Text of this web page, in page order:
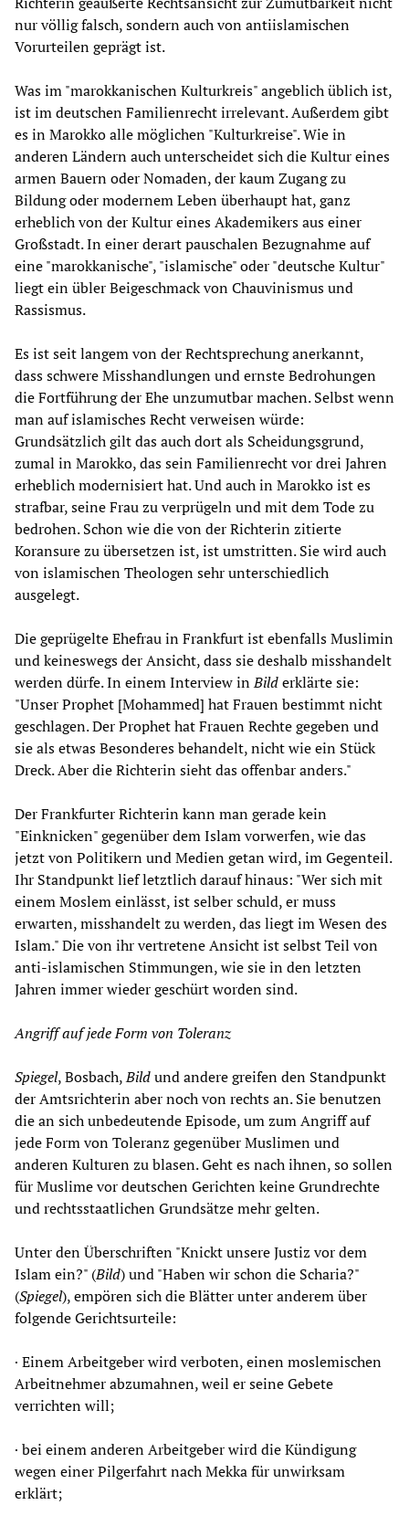
nur völlig falsch, sondern auch von antiislamischen
Vorurteilen geprägt ist.
Was im "marokkanischen Kulturkreis" angeblich üblich ist,
ist im deutschen Familienrecht irrelevant. Außerdem gibt
es in Marokko alle möglichen "Kulturkreise". Wie in
anderen Ländern auch unterscheidet sich die Kultur eines
armen Bauern oder Nomaden, der kaum Zugang zu
Bildung oder modernem Leben überhaupt hat, ganz
erheblich von der Kultur eines Akademikers aus einer
Großstadt. In einer derart pauschalen Bezugnahme auf
eine "marokkanische", "islamische" oder "deutsche Kultur"
liegt ein übler Beigeschmack von Chauvinismus und
Rassismus.
Es ist seit langem von der Rechtsprechung anerkannt,
dass schwere Misshandlungen und ernste Bedrohungen
die Fortführung der Ehe unzumutbar machen. Selbst wenn
man auf islamisches Recht verweisen würde:
Grundsätzlich gilt das auch dort als Scheidungsgrund,
zumal in Marokko, das sein Familienrecht vor drei Jahren
erheblich modernisiert hat. Und auch in Marokko ist es
strafbar, seine Frau zu verprügeln und mit dem Tode zu
bedrohen. Schon wie die von der Richterin zitierte
Koransure zu übersetzen ist, ist umstritten. Sie wird auch
von islamischen Theologen sehr unterschiedlich
ausgelegt.
Die geprügelte Ehefrau in Frankfurt ist ebenfalls Muslimin
und keineswegs der Ansicht, dass sie deshalb misshandelt
werden dürfe. In einem Interview inBilderklärte sie:
"Unser Prophet [Mohammed] hat Frauen bestimmt nicht
geschlagen. Der Prophet hat Frauen Rechte gegeben und
sie als etwas Besonderes behandelt, nicht wie ein Stück
Dreck. Aber die Richterin sieht das offenbar anders."
Der Frankfurter Richterin kann man gerade kein
"Einknicken" gegenüber dem Islam vorwerfen, wie das
jetzt von Politikern und Medien getan wird, im Gegenteil.
Ihr Standpunkt lief letztlich darauf hinaus: "Wer sich mit
einem Moslem einlässt, ist selber schuld, er muss
erwarten, misshandelt zu werden, das liegt im Wesen des
Islam." Die von ihr vertretene Ansicht ist selbst Teil von
anti-islamischen Stimmungen, wie sie in den letzten
Jahren immer wieder geschürt worden sind.
Angriff auf jede Form von Toleranz
Spiegel, Bosbach,Bildund andere greifen den Standpunkt
der Amtsrichterin aber noch von rechts an. Sie benutzen
die an sich unbedeutende Episode, um zum Angriff auf
jede Form von Toleranz gegenüber Muslimen und
anderen Kulturen zu blasen. Geht es nach ihnen, so sollen
für Muslime vor deutschen Gerichten keine Grundrechte
und rechtsstaatlichen Grundsätze mehr gelten.
Unter den Überschriften "Knickt unsere Justiz vor dem
Islam ein?" (Bild) und "Haben wir schon die Scharia?"
(Spiegel), empören sich die Blätter unter anderem über
folgende Gerichtsurteile:
· Einem Arbeitgeber wird verboten, einen moslemischen
Arbeitnehmer abzumahnen, weil er seine Gebete
verrichten will;
· bei einem anderen Arbeitgeber wird die Kündigung
wegen einer Pilgerfahrt nach Mekka für unwirksam
erklärt;